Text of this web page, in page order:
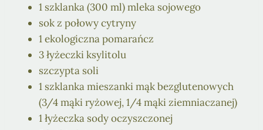
1 szklanka (300 ml) mleka sojowego
sok z połowy cytryny
1 ekologiczna pomarańcz
3 łyżeczki ksylitolu
szczypta soli
1 szklanka mieszanki mąk bezglutenowych
(3/4 mąki ryżowej, 1/4 mąki ziemniaczanej)
1 łyżeczka sody oczyszczonej